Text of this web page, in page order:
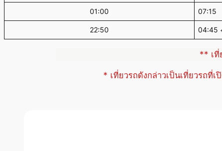
01:00 07:15
22:50 04:45
** เที่
* เที่ยวรถดังกล่าวเป็นเที่ยวรถที่